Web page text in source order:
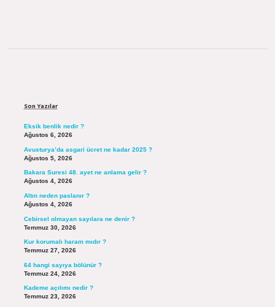
Son Yazılar
Eksik benlik nedir ?
Ağustos 6, 2026
Avusturya’da asgari ücret ne kadar 2025 ?
Ağustos 5, 2026
Bakara Suresi 48. ayet ne anlama gelir ?
Ağustos 4, 2026
Altın neden paslanır ?
Ağustos 4, 2026
Cebirsel olmayan sayılara ne denir ?
Temmuz 30, 2026
Kur korumalı haram mıdır ?
Temmuz 27, 2026
64 hangi sayıya bölünür ?
Temmuz 24, 2026
Kademe açılımı nedir ?
Temmuz 23, 2026